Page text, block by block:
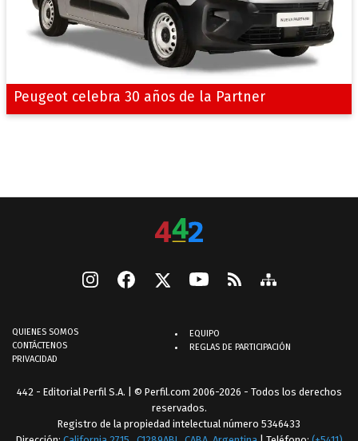
Peugeot celebra 30 años de la Partner
QUIENES SOMOS
CONTÁCTENOS
PRIVACIDAD
EQUIPO
REGLAS DE PARTICIPACIÓN
442 - Editorial Perfil S.A. | © Perfil.com 2006-2026 - Todos los derechos
reservados.
Registro de la propiedad intelectual número 5346433